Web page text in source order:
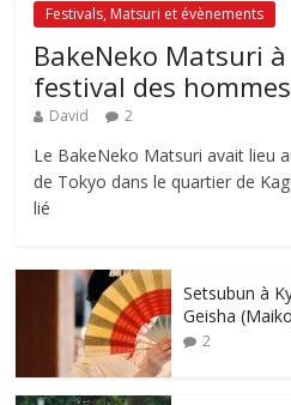
Festivals, Matsuri et évènements
BakeNeko Matsuri
festival des
David 2
Le BakeNeko Matsuri avait lieu
de Tokyo dans le quartier de
lié
Setsubun à
Geisha
2